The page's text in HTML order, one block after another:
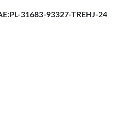
31683-93327-TREHJ-24